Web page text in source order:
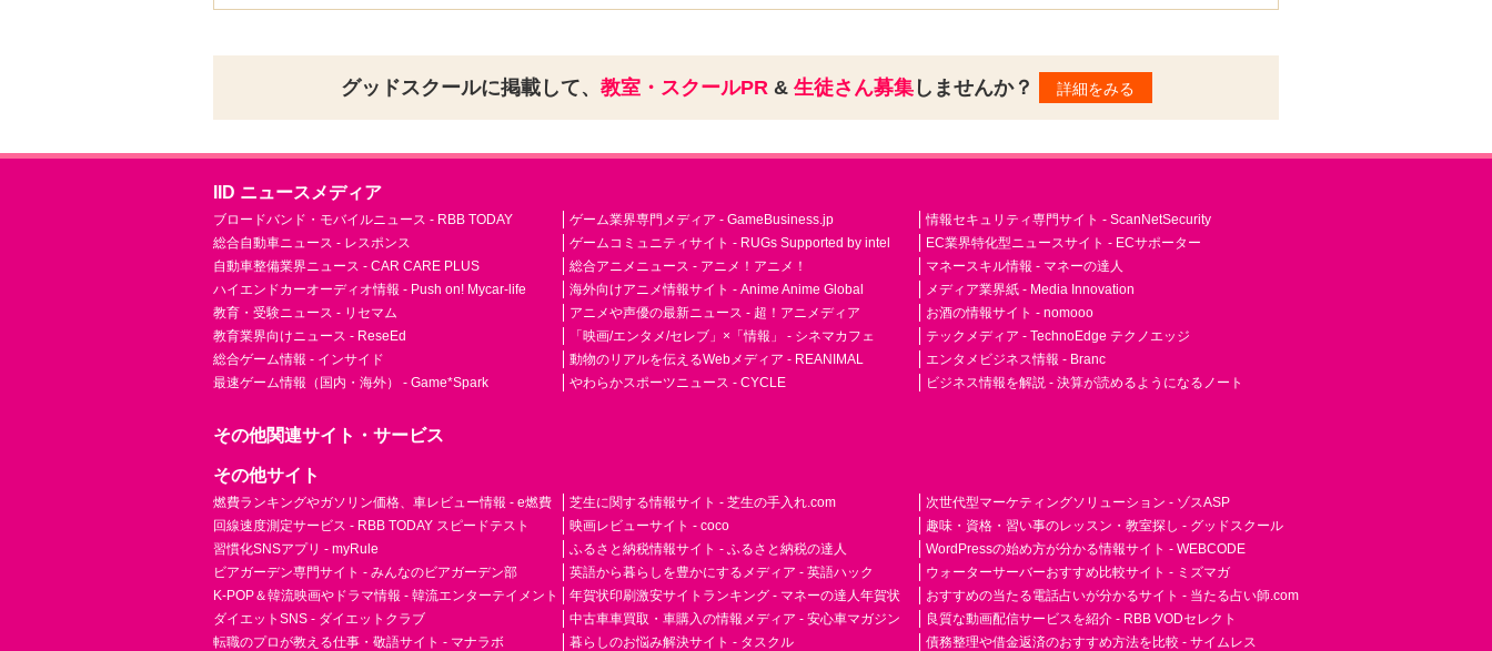
グッドスクールに掲載して、 教室・スクールPR& 生徒さん募集しませんか？ 詳細をみる
IID ニュースメディア
ブロードバンド・モバイルニュース - RBB TODAY
総合自動車ニュース - レスポンス
自動車整備業界ニュース - CAR CARE PLUS
ハイエンドカーオーディオ情報 - Push on! Mycar-life
教育・受験ニュース - リセマム
教育業界向けニュース - ReseEd
総合ゲーム情報 - インサイド
最速ゲーム情報（国内・海外） - Game*Spark
ゲーム業界専門メディア - GameBusiness.jp
ゲームコミュニティサイト - RUGs Supported by intel
総合アニメニュース - アニメ！アニメ！
海外向けアニメ情報サイト - Anime Anime Global
アニメや声優の最新ニュース - 超！アニメディア
「映画/エンタメ/セレブ」×「情報」 - シネマカフェ
動物のリアルを伝えるWebメディア - REANIMAL
やわらかスポーツニュース - CYCLE
情報セキュリティ専門サイト - ScanNetSecurity
EC業界特化型ニュースサイト - ECサポーター
マネースキル情報 - マネーの達人
メディア業界紙 - Media Innovation
お酒の情報サイト - nomooo
テックメディア - TechnoEdge テクノエッジ
エンタメビジネス情報 - Branc
ビジネス情報を解説 - 決算が読めるようになるノート
その他関連サイト・サービス
その他サイト
燃費ランキングやガソリン価格、車レビュー情報 - e燃費
回線速度測定サービス - RBB TODAY スピードテスト
習慣化SNSアプリ - myRule
ビアガーデン専門サイト - みんなのビアガーデン部
K-POP＆韓流映画やドラマ情報 - 韓流エンターテイメント
ダイエットSNS - ダイエットクラブ
転職のプロが教える仕事・敬語サイト - マナラボ
芝生に関する情報サイト - 芝生の手入れ.com
映画レビューサイト - coco
ふるさと納税情報サイト - ふるさと納税の達人
英語から暮らしを豊かにするメディア - 英語ハック
年賀状印刷激安サイトランキング - マネーの達人年賀状
中古車車買取・車購入の情報メディア - 安心車マガジン
暮らしのお悩み解決サイト - タスクル
次世代型マーケティングソリューション - ゾスASP
趣味・資格・習い事のレッスン・教室探し - グッドスクール
WordPressの始め方が分かる情報サイト - WEBCODE
ウォーターサーバーおすすめ比較サイト - ミズマガ
おすすめの当たる電話占いが分かるサイト - 当たる占い師.com
良質な動画配信サービスを紹介 - RBB VODセレクト
債務整理や借金返済のおすすめ方法を比較 - サイムレス